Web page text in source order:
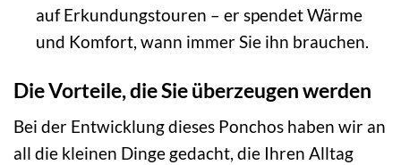
auf Erkundungstouren – er spendet Wärme
und Komfort, wann immer Sie ihn brauchen.
Die Vorteile, die Sie überzeugen werden
Bei der Entwicklung dieses Ponchos haben wir an
all die kleinen Dinge gedacht, die Ihren Alltag